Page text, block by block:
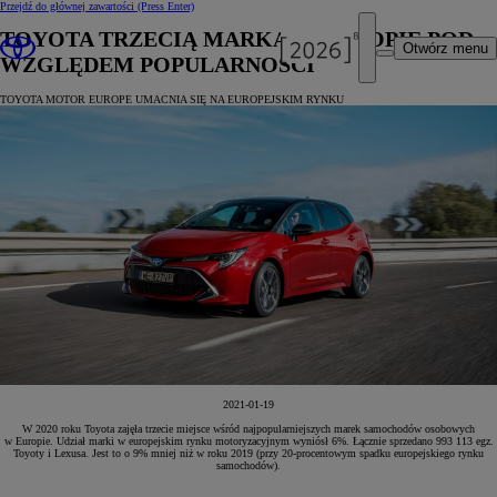
Przejdź do głównej zawartości (Press Enter)
Otwórz menu
TOYOTA TRZECIĄ MARKĄ W EUROPIE POD
WZGLĘDEM POPULARNOŚCI
TOYOTA MOTOR EUROPE UMACNIA SIĘ NA EUROPEJSKIM RYNKU
2021-01-19
W 2020 roku Toyota zajęła trzecie miejsce wśród najpopularniejszych marek samochodów osobowych
w Europie. Udział marki w europejskim rynku motoryzacyjnym wyniósł 6%. Łącznie sprzedano 993 113 egz.
Toyoty i Lexusa. Jest to o 9% mniej niż w roku 2019 (przy 20-procentowym spadku europejskiego rynku
samochodów).